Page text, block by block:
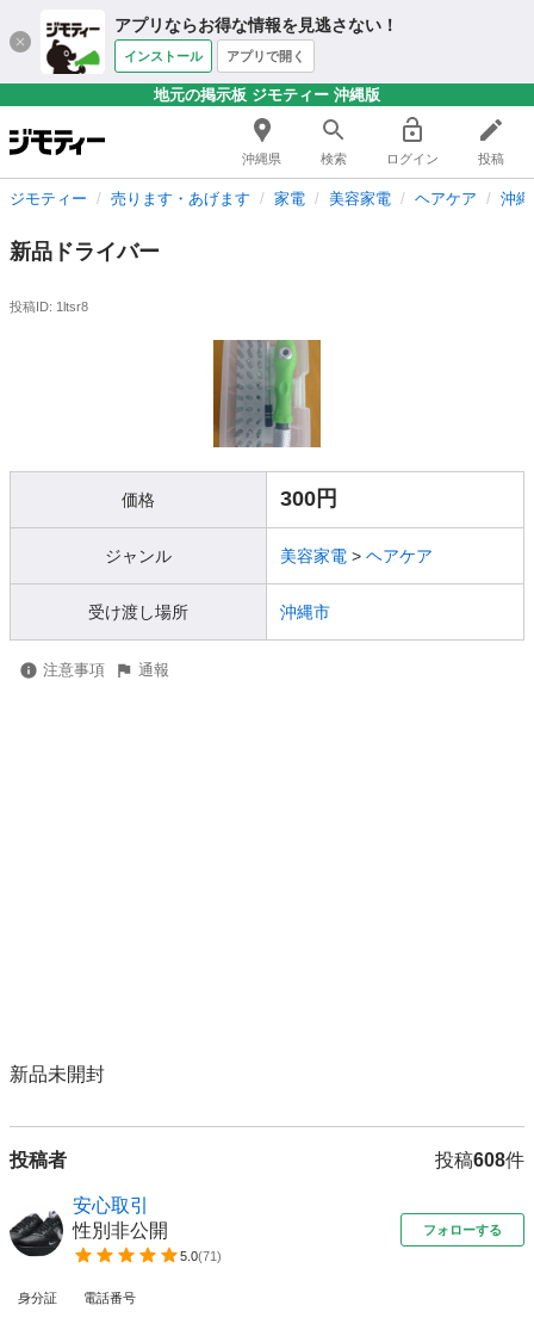
アプリならお得な情報を見逃さない！
インストール アプリで開く
地元の掲示板 ジモティー 沖縄版
沖縄県 検索 ログイン 投稿
ジモティー 売ります・あげます 家電 美容家電 ヘアケア 沖
新品ドライバー
投稿ID: 1ltsr8
価格 300円
ジャンル 美容家電 > ヘアケア
受け渡し場所 沖縄市
注意事項 通報
新品未開封
投稿者 投稿608件
安心取引
性別非公開
5.0(71)
フォローする
身分証 電話番号